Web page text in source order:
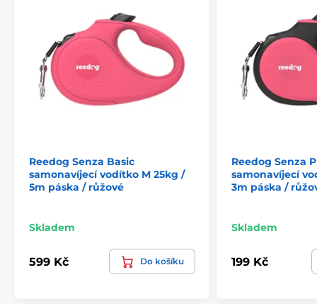
Reedog Senza Basic
samonavíjecí vodítko M 25kg /
5m páska / růžové
Skladem
599 Kč Do košíku
Reedog Senza
samonavíjecí
3m páska /
Skladem
199 Kč